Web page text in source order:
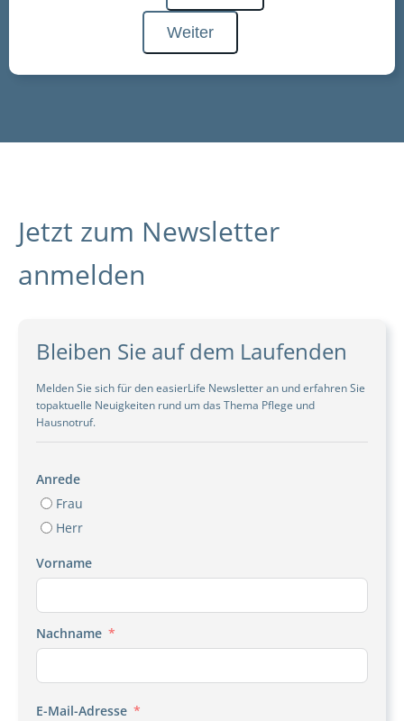
Weiter
Jetzt zum Newsletter
anmelden
Bleiben Sie auf dem Laufenden
Melden Sie sich für den easierLife Newsletter an und erfahren Sie
topaktuelle Neuigkeiten rund um das Thema Pflege und
Hausnotruf.
Anrede
Frau
Herr
Vorname
Nachname
E-Mail-Adresse